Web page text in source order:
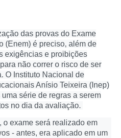
das provas do Exame
(Enem) é preciso, além de
exigências e proibições
não correr o risco de ser
O Instituto Nacional de
Anísio Teixeira (Inep)
série de regras a serem
no dia da avaliação.
o exame será realizado em
- antes, era aplicado em um